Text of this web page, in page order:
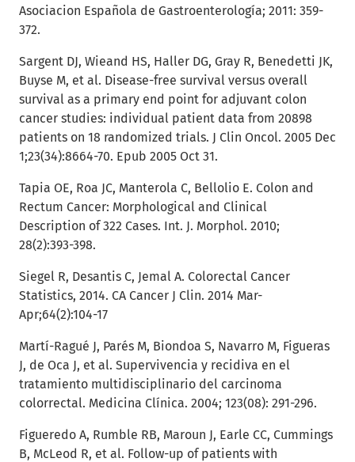
Asociacion Española de Gastroenterología; 2011: 359-
372.
Sargent DJ, Wieand HS, Haller DG, Gray R, Benedetti JK,
Buyse M, et al. Disease-free survival versus overall
survival as a primary end point for adjuvant colon
cancer studies: individual patient data from 20898
patients on 18 randomized trials. J Clin Oncol. 2005 Dec
1;23(34):8664-70. Epub 2005 Oct 31.
Tapia OE, Roa JC, Manterola C, Bellolio E. Colon and
Rectum Cancer: Morphological and Clinical
Description of 322 Cases. Int. J. Morphol. 2010;
28(2):393-398.
Siegel R, Desantis C, Jemal A. Colorectal Cancer
Statistics, 2014. CA Cancer J Clin. 2014 Mar-
Apr;64(2):104-17
Martí-Ragué J, Parés M, Biondoa S, Navarro M, Figueras
J, de Oca J, et al. Supervivencia y recidiva en el
tratamiento multidisciplinario del carcinoma
colorrectal. Medicina Clínica. 2004; 123(08): 291-296.
Figueredo A, Rumble RB, Maroun J, Earle CC, Cummings
B, McLeod R, et al. Follow-up of patients with